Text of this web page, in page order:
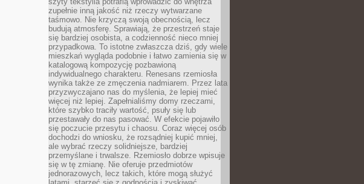
zupełnie inną jakość niż rzeczy wytwarzane
taśmowo. Nie krzyczą swoją obecnością, lecz
budują atmosferę. Sprawiają, że przestrzeń staje
się bardziej osobista, a codzienność nieco mniej
przypadkowa. To istotne zwłaszcza dziś, gdy wiele
mieszkań wygląda podobnie i łatwo zamienia się w
katalogową kompozycję pozbawioną
indywidualnego charakteru. Renesans rzemiosła
wynika także ze zmęczenia nadmiarem. Przez lata
przyzwyczajano nas do myślenia, że lepiej mieć
więcej niż lepiej. Zapełnialiśmy domy rzeczami,
które szybko traciły wartość, psuły się lub
przestawały do nas pasować. W efekcie pojawiło
się poczucie przesytu i chaosu. Coraz więcej osób
dochodzi do wniosku, że rozsądniej kupić mniej,
ale wybrać rzeczy solidniejsze, bardziej
przemyślane i trwalsze. Rzemiosło dobrze wpisuje
się w tę zmianę. Nie oferuje przedmiotów
jednorazowych, lecz takich, które mogą służyć